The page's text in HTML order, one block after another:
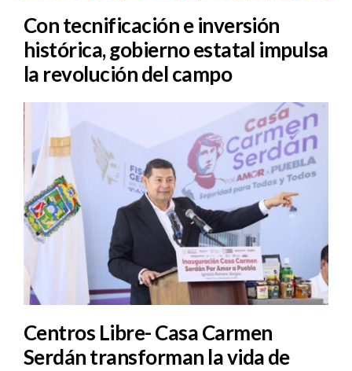
Con tecnificación e inversión
histórica, gobierno estatal impulsa
la revolución del campo
Centros Libre- Casa Carmen
Serdán transforman la vida de